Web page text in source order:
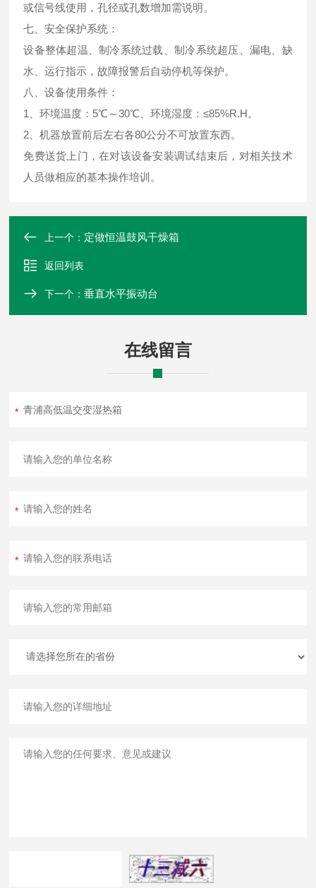
或信号线使用，孔径或孔数增加需说明。
七、安全保护系统：
设备整体超温、制冷系统过载、制冷系统超压、漏电、缺
水、运行指示，故障报警后自动停机等保护。
八、设备使用条件：
1、环境温度：5℃～30℃、环境湿度：≤85%R.H。
2、机器放置前后左右各80公分不可放置东西。
免费送货上门，在对该设备安装调试结束后，对相关技术
人员做相应的基本操作培训。
上一个： 定做恒温鼓风干燥箱
返回列表
下一个：垂直水平振动台
在线留言